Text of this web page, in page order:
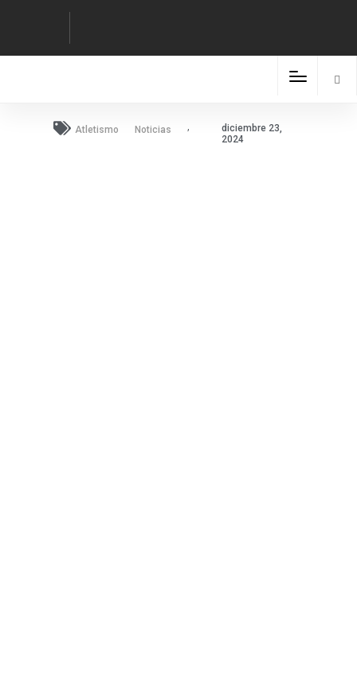
Atletismo ,
Noticias
diciembre 23,
2024